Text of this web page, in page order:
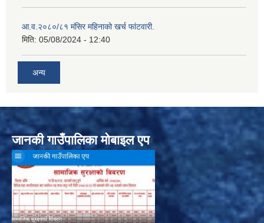
आ.व.२०८०/८१ मंसिर महिनाको खर्च फांटवारी.
मिति: 05/08/2024 - 12:40
अन्य
जानकी गाउँपालिका मोबाइल एप